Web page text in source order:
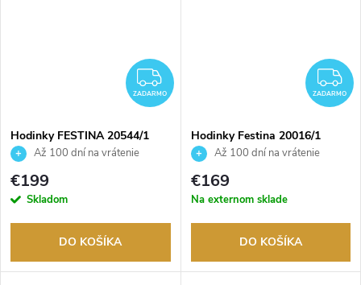
ZADARMO
ZADARMO
Hodinky FESTINA 20544/1
Až 100 dní na vrátenie
tovaru. Autorizovaný predajca.
€199
Skladom
DO KOŠÍKA
ZADARMO
Hodinky Festina 20016/1
Až 100 dní na vrátenie
tovaru. Autorizovaný predajca.
€169
Na externom sklade
DO KOŠÍKA